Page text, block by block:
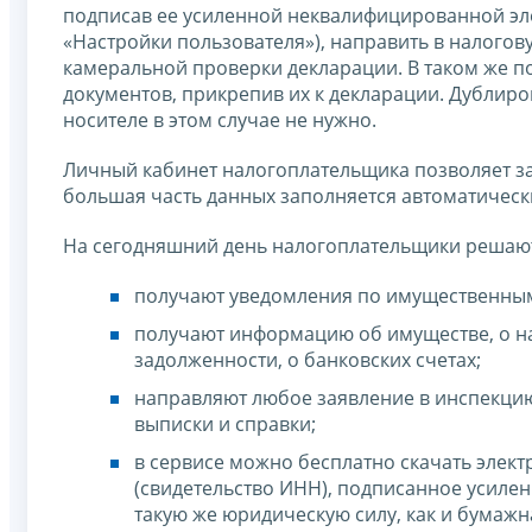
подписав ее усиленной неквалифицированной
«Настройки пользователя»), направить в
камеральной проверки декларации. В таком же
документов, прикрепив их к декларации.
носителе в этом случае не нужно.
Личный кабинет налогоплательщика
большая часть данных заполняется
На сегодняшний день налогоплательщики
получают уведомления по
получают информацию об имуществе, о
задолженности, о банковских счетах;
направляют любое заявление в
выписки и справки;
в сервисе можно бесплатно скачать
(свидетельство ИНН), подписанное
такую же юридическую силу, как и